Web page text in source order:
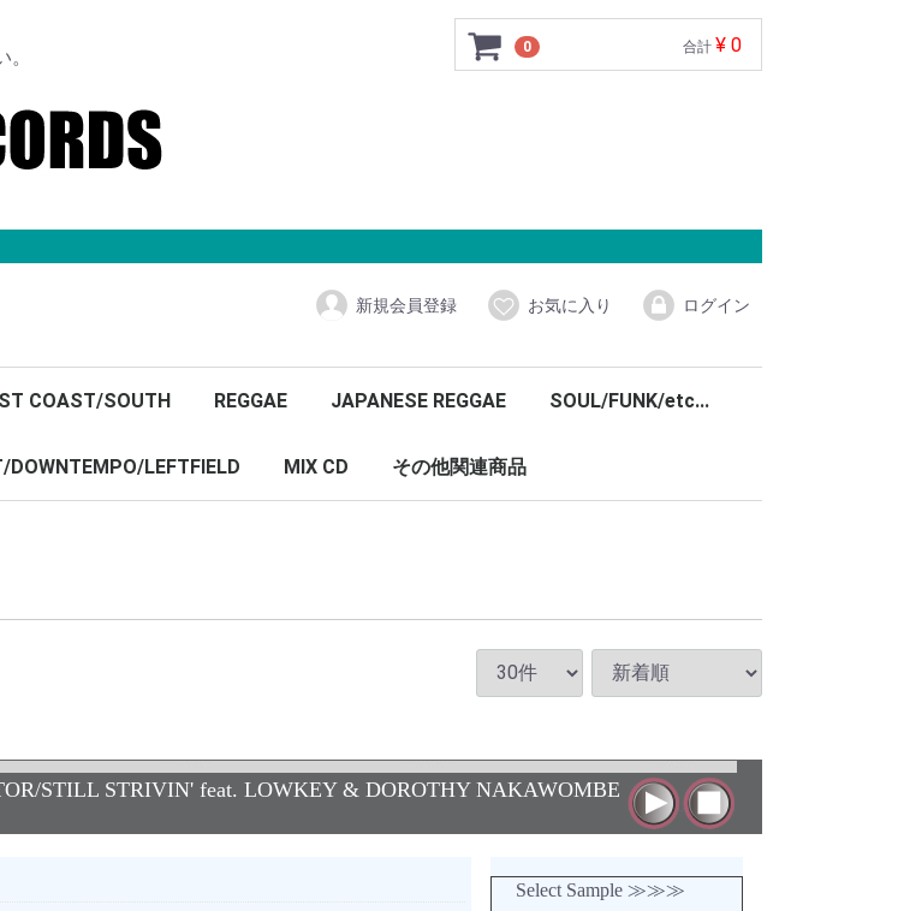
0 合計 ¥ 0
新規会員登録 お気に入り ログイン
COAST/SOUTH REGGAE JAPANESE REGGAE SOUL/FUNK/etc...
DOWNTEMPO/LEFTFIELD MIX CD その他関連商品
STILL STRIVIN' feat. LOWKEY & DOROTHY NAKAWOMBE
Select Sample ≫≫≫